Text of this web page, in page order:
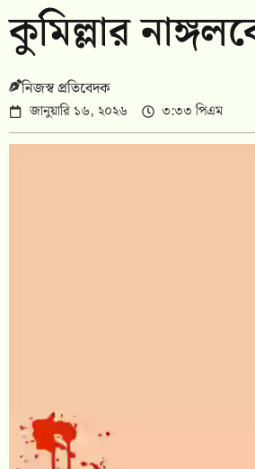
কুমিল্লার
নিজস্ব প্রতিবেদক
জানুয়ারি ১৬, ২০২৬ ৩:৩৩ পিএম